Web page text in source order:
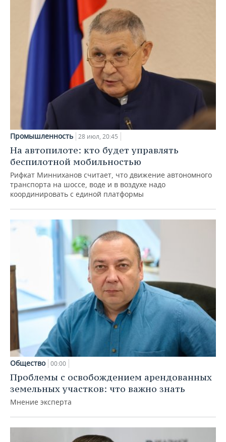
Промышленность 28 июл, 20:45
На автопилоте: кто будет управлять
беспилотной мобильностью
Рифкат Минниханов считает, что движение автономного
транспорта на шоссе, воде и в воздухе надо
координировать с единой платформы
Общество 00:00
Проблемы с освобождением арендованных
земельных участков: что важно знать
Мнение эксперта